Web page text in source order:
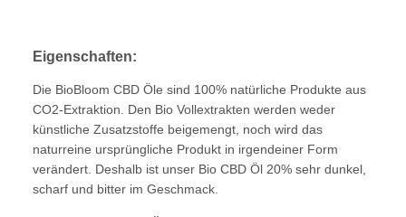
Eigenschaften:
Die BioBloom CBD Öle sind 100% natürliche Produkte aus
CO2-Extraktion. Den Bio Vollextrakten werden weder
künstliche Zusatzstoffe beigemengt, noch wird das
naturreine ursprüngliche Produkt in irgendeiner Form
verändert. Deshalb ist unser Bio CBD Öl 20% sehr dunkel,
scharf und bitter im Geschmack.